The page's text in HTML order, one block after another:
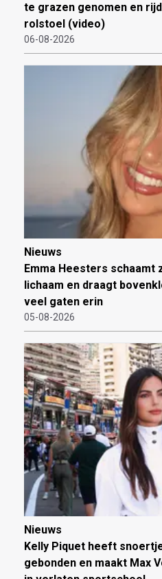
te grazen genomen en
rolstoel (video)
06-08-2026
Nieuws
Emma Heesters schaamt
lichaam en draagt
veel gaten erin
05-08-2026
Nieuws
Kelly Piquet heeft
gebonden en maakt Max